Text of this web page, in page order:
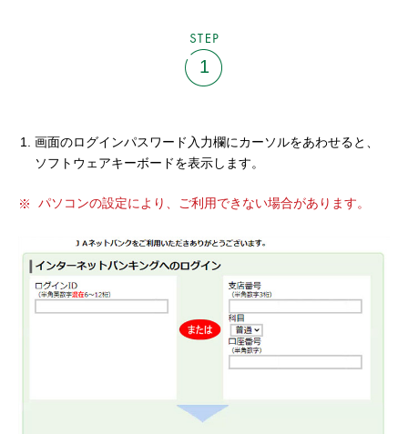
1
画面のログインパスワード入力欄にカーソルをあわせると、
ソフトウェアキーボードを表示します。
パソコンの設定により、ご利用できない場合があります。